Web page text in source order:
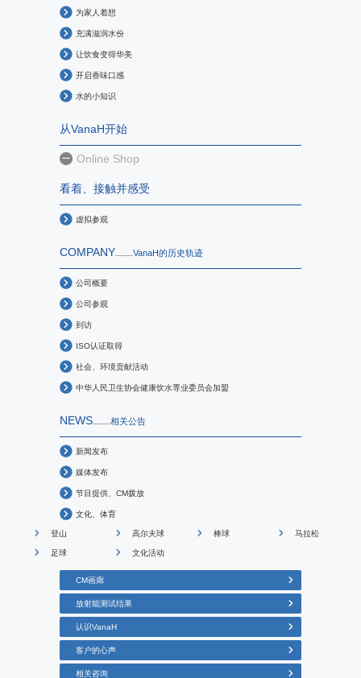
为家人着想
充满滋润水份
让饮食变得华美
开启香味口感
水的小知识
从VanaH开始
Online Shop
看着、接触并感受
虚拟参观
COMPANY VanaH的历史轨迹
公司概要
公司参观
到访
ISO认证取得
社会、环境贡献活动
中华人民卫生协会健康饮水専业委员会加盟
NEWS 相关公告
新闻发布
媒体发布
节目提供、CM拨放
文化、体育
登山 高尔夫球 棒球 马拉松
足球 文化活动
CM画廊
放射能测试结果
认识VanaH
客户的心声
相关咨询